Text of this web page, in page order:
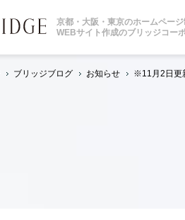
京都・大阪・東京のホームペー
WEBサイト作成のブリッジコー
ブリッジブログ お知らせ ※11月2日更